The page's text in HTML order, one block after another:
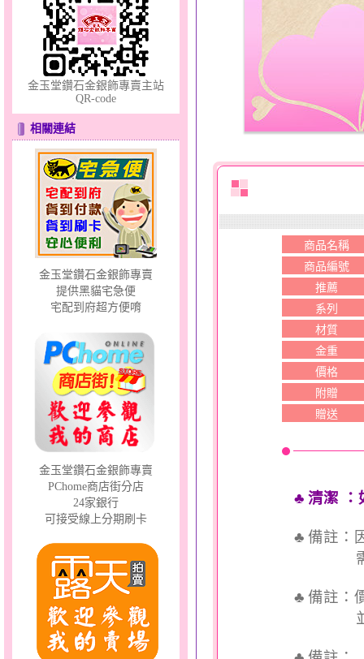
羽翼～大黃金墜
愛上妳～金銀鋼套鍊
金玉堂鑽石金銀飾專賣主站
QR-code
相關連結
金玉堂鑽石金銀飾專賣
提供黑貓宅急便
宅配到府超方便唷
金玉堂鑽石金銀飾專賣
PChome商店街分店
24家銀行
可接受線上分期刷卡
商品名稱
商品編號
推薦
系列
材質
金重
價格
附贈
贈送
♣ 清潔 ：
♣ 備註：
需依實
♣ 備註：
並交付